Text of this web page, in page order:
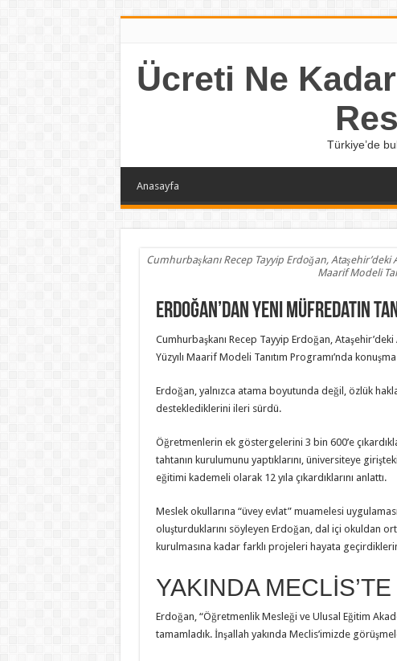
Ücreti Ne
Türkiye’de
Anasayfa
Cumhurbaşkanı Recep Tayyip Erdoğan, Ataşehir’deki
Maarif Modeli
Erdoğan’dan yeni müfredatın
Cumhurbaşkanı Recep Tayyip Erdoğan,
Yüzyılı Maarif Modeli Tanıtım Programı’nda
Erdoğan, yalnızca atama boyutunda değil, özlük
desteklediklerini ileri sürdü.
Öğretmenlerin ek göstergelerini 3 bin 600’e
tahtanın kurulumunu yaptıklarını, üniversiteye
eğitimi kademeli olarak 12 yıla çıkardıklarını anlattı.
Meslek okullarına “üvey evlat” muamelesi
oluşturduklarını söyleyen Erdoğan, dal içi okuldan
kurulmasına kadar farklı projeleri hayata
YAKINDA MECLİS’TE
Erdoğan, “Öğretmenlik Mesleği ve Ulusal Eğitim
tamamladık. İnşallah yakında Meclis’imizde